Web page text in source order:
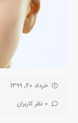
خرداد 20, 1399
0 نظر کاربران